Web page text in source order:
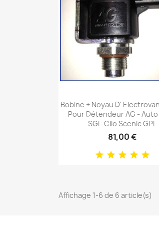
Aperçu rapide
Bobine + Noyau D'
Pour Détendeur AG - Auto
SGI- Clio Scenic GPL
81,00 €
Affichage 1-6 de 6 article(s)